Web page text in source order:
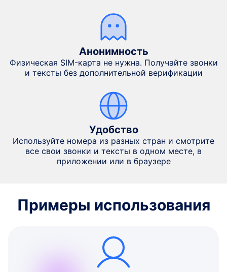
Анонимность
Физическая SIM-карта не нужна. Получайте звонки
и тексты без дополнительной верификации
Удобство
Используйте номера из разных стран и смотрите
все свои звонки и тексты в одном месте, в
приложении или в браузере
Примеры использования